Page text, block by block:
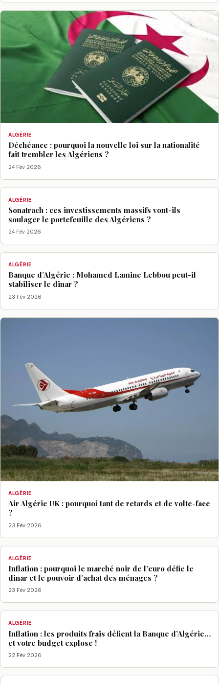
ALGÉRIE
Déchéance : pourquoi la nouvelle loi sur la nationalité
fait trembler les Algériens ?
24 Fév 2026
ALGÉRIE
Sonatrach : ces investissements massifs vont-ils
soulager le portefeuille des Algériens ?
24 Fév 2026
ALGÉRIE
Banque d’Algérie : Mohamed Lamine Lebbou peut-il
stabiliser le dinar ?
23 Fév 2026
ALGÉRIE
Air Algérie UK : pourquoi tant de retards et de volte-face
?
23 Fév 2026
ALGÉRIE
Inflation : pourquoi le marché noir de l’euro défie le
dinar et le pouvoir d’achat des ménages ?
23 Fév 2026
ALGÉRIE
Inflation : les produits frais défient la Banque d’Algérie…
et votre budget explose !
22 Fév 2026